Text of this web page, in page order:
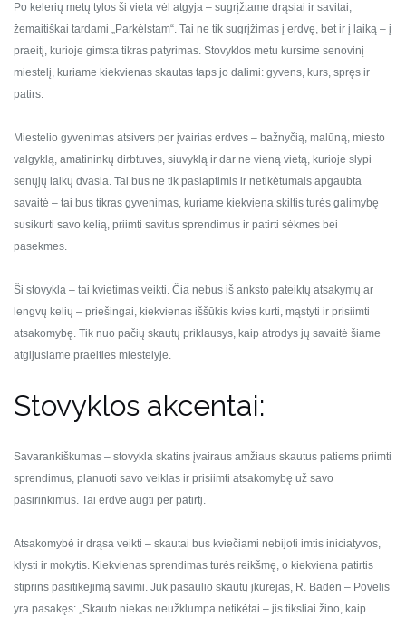
Po kelerių metų tylos ši vieta vėl atgyja – sugrįžtame drąsiai ir savitai,
žemaitiškai tardami „Parkėlstam“. Tai ne tik sugrįžimas į erdvę, bet ir į laiką – į
praeitį, kurioje gimsta tikras patyrimas. Stovyklos metu kursime senovinį
miestelį, kuriame kiekvienas skautas taps jo dalimi: gyvens, kurs, spręs ir
patirs.
Miestelio gyvenimas atsivers per įvairias erdves – bažnyčią, malūną, miesto
valgyklą, amatininkų dirbtuves, siuvyklą ir dar ne vieną vietą, kurioje slypi
senųjų laikų dvasia. Tai bus ne tik paslaptimis ir netikėtumais apgaubta
savaitė – tai bus tikras gyvenimas, kuriame kiekviena skiltis turės galimybę
susikurti savo kelią, priimti savitus sprendimus ir patirti sėkmes bei
pasekmes.
Ši stovykla – tai kvietimas veikti. Čia nebus iš anksto pateiktų atsakymų ar
lengvų kelių – priešingai, kiekvienas iššūkis kvies kurti, mąstyti ir prisiimti
atsakomybę. Tik nuo pačių skautų priklausys, kaip atrodys jų savaitė šiame
atgijusiame praeities miestelyje.
Stovyklos akcentai:
Savarankiškumas – stovykla skatins įvairaus amžiaus skautus patiems priimti
sprendimus, planuoti savo veiklas ir prisiimti atsakomybę už savo
pasirinkimus. Tai erdvė augti per patirtį.
Atsakomybė ir drąsa veikti – skautai bus kviečiami nebijoti imtis iniciatyvos,
klysti ir mokytis. Kiekvienas sprendimas turės reikšmę, o kiekviena patirtis
stiprins pasitikėjimą savimi. Juk pasaulio skautų įkūrėjas, R. Baden – Povelis
yra pasakęs: „Skauto niekas neužklumpa netikėtai – jis tiksliai žino, kaip